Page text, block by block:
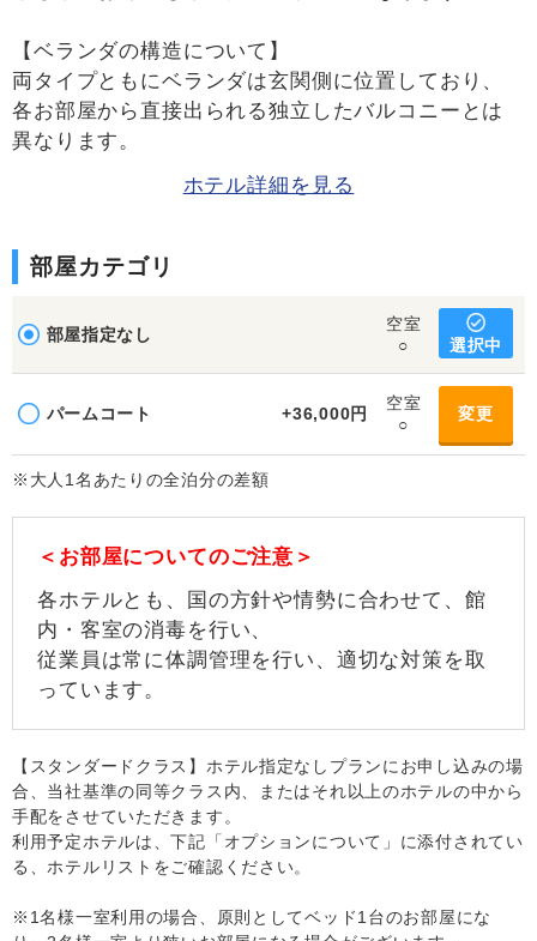
【ベランダの構造について】
両タイプともにベランダは玄関側に位置しており、
各お部屋から直接出られる独立したバルコニーとは
異なります。
ホテル詳細を見る
部屋カテゴリ
部屋指定なし
空室
○
選択中
パームコート +36,000円
空室
○
変更
※大人1名あたりの全泊分の差額
＜お部屋についてのご注意＞
各ホテルとも、国の方針や情勢に合わせて、館
内・客室の消毒を行い、
従業員は常に体調管理を行い、適切な対策を取
っています。
【スタンダードクラス】ホテル指定なしプランにお申し込みの場
合、当社基準の同等クラス内、またはそれ以上のホテルの中から
手配をさせていただきます。
利用予定ホテルは、下記「オプションについて」に添付されてい
る、ホテルリストをご確認ください。
※1名様一室利用の場合、原則としてベッド1台のお部屋にな